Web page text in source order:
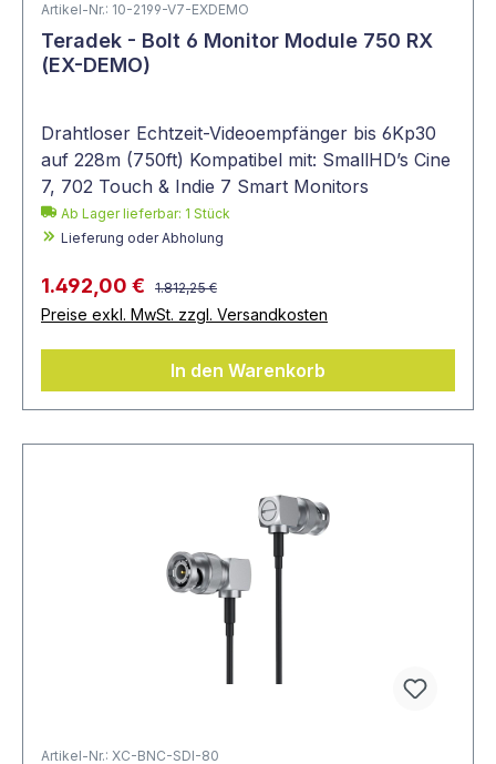
Artikel-Nr.: 10-2199-V7-EXDEMO
Teradek - Bolt 6 Monitor Module 750 RX
(EX-DEMO)
Drahtloser Echtzeit-Videoempfänger bis 6Kp30
auf 228m (750ft) Kompatibel mit: SmallHD’s Cine
7, 702 Touch & Indie 7 Smart Monitors
Ab Lager lieferbar: 1 Stück
Lieferung oder Abholung
1.492,00 € 1.812,25 €
Preise exkl. MwSt. zzgl. Versandkosten
In den Warenkorb
Artikel-Nr.: XC-BNC-SDI-80